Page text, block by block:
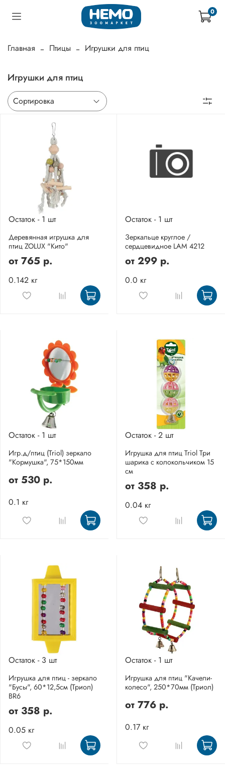
0
Главная Птицы Игрушки для птиц
Игрушки для птиц
Остаток - 1 шт
Деревянная игрушка для
птиц ZOLUX "Кито"
от 765 р.
0.142 кг
Остаток - 1 шт
Зеркальце круглое /
сердцевидное LAM 4212
от 299 р.
0.0 кг
Остаток - 1 шт
Игр.д/птиц (Triol) зеркало
"Кормушка", 75*150мм
от 530 р.
0.1 кг
Остаток - 2 шт
Игрушка для птиц Triol Три
шарика с колокольчиком 15
см
от 358 р.
0.04 кг
Остаток - 3 шт
Игрушка для птиц - зеркало
"Бусы", 60*12,5см (Триол)
BR6
от 358 р.
0.05 кг
Остаток - 1 шт
Игрушка для птиц "Качели-
колесо", 250*70мм (Триол)
от 776 р.
0.17 кг